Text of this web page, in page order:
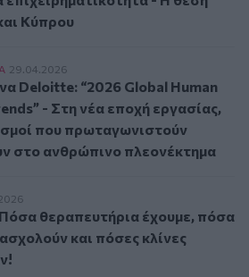
Κύπρου
Deloitte: “2026 Global Human
29.04.2026
Deloitte: “2026 Global Human
- Στη νέα εποχή εργασίας,
που πρωταγωνιστούν
στο ανθρώπινο πλεονέκτημα
θεραπευτήρια έχουμε, πόσα
θεραπευτήρια έχουμε, πόσα
και πόσες κλίνες